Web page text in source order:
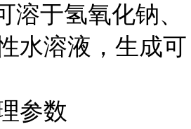
溶于氢氧化钠、
水溶液，生成可
参数